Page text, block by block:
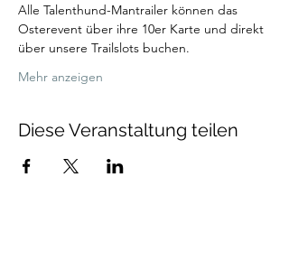
Alle Talenthund-Mantrailer können das
Osterevent über ihre 10er Karte und direkt
über unsere Trailslots buchen.
Mehr anzeigen
Diese Veranstaltung teilen